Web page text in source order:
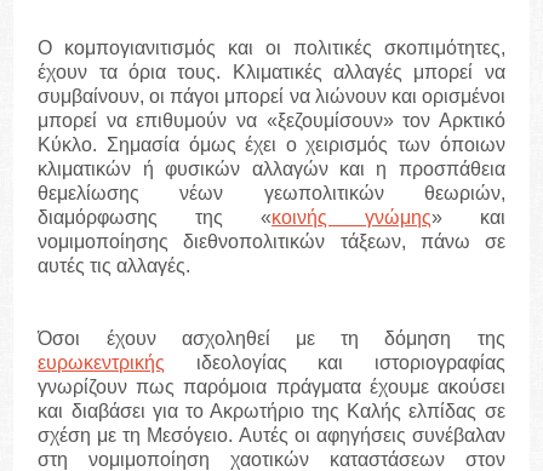
Ο κομπογιανιτισμός και οι πολιτικές σκοπιμότητες,
έχουν τα όρια τους. Κλιματικές αλλαγές μπορεί να
συμβαίνουν, οι πάγοι μπορεί να λιώνουν και ορισμένοι
μπορεί να επιθυμούν να «ξεζουμίσουν» τον Αρκτικό
Κύκλο. Σημασία όμως έχει ο χειρισμός των όποιων
κλιματικών ή φυσικών αλλαγών και η προσπάθεια
θεμελίωσης νέων γεωπολιτικών θεωριών,
διαμόρφωσης της «κοινής γνώμης» και
νομιμοποίησης διεθνοπολιτικών τάξεων, πάνω σε
αυτές τις αλλαγές.
Όσοι έχουν ασχοληθεί με τη δόμηση της
ευρωκεντρικής ιδεολογίας και ιστοριογραφίας
γνωρίζουν πως παρόμοια πράγματα έχουμε ακούσει
και διαβάσει για το Ακρωτήριο της Καλής ελπίδας σε
σχέση με τη Μεσόγειο. Αυτές οι αφηγήσεις συνέβαλαν
στη νομιμοποίηση χαοτικών καταστάσεων στον